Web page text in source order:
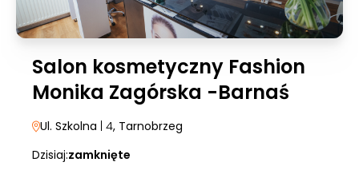
Salon kosmetyczny Fashion
Monika Zagórska -Barnaś
Ul. Szkolna | 4, Tarnobrzeg
Dzisiaj:zamknięte